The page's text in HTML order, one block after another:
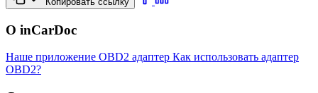
О inCarDoc
Наше приложение OBD2 адаптер Как использовать адаптер
OBD2?